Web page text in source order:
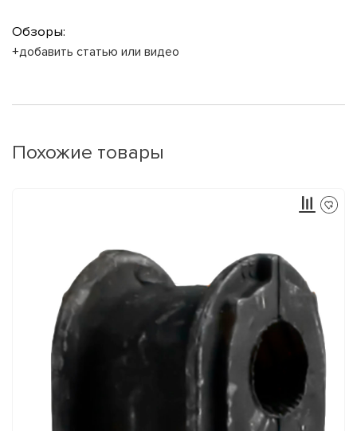
Обзоры:
+добавить статью или видео
Похожие товары